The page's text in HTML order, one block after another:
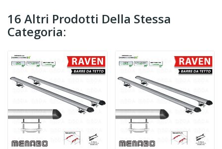
16 Altri Prodotti Della Stessa
Categoria: